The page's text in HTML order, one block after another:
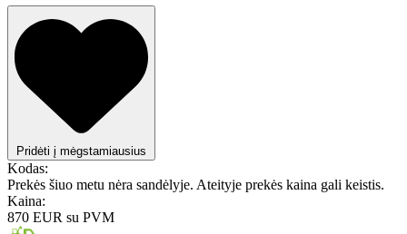
Pridėti į mėgstamiausius
Kodas:
Prekės šiuo metu nėra sandėlyje. Ateityje prekės kaina gali keistis.
Kaina:
870 EUR su PVM